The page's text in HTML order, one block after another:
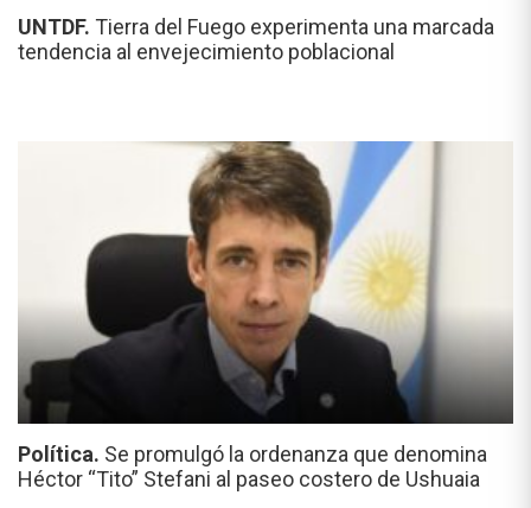
UNTDF. Tierra del Fuego experimenta una marcada
tendencia al envejecimiento poblacional
Política. Se promulgó la ordenanza que denomina
Héctor “Tito” Stefani al paseo costero de Ushuaia